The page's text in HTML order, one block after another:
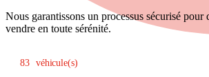
Nous garantissons un processus sécurisé pour
vendre en toute sérénité.
83 véhicule(s)